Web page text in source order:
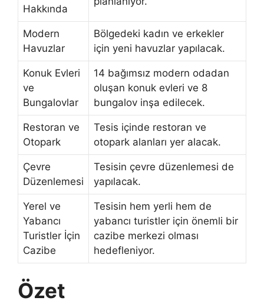
Hakkında
Modern
Havuzlar
Bölgedeki kadın ve erkekler
için yeni havuzlar yapılacak.
Konuk Evleri
ve
Bungalovlar
14 bağımsız modern odadan
oluşan konuk evleri ve 8
bungalov inşa edilecek.
Restoran ve
Otopark
Tesis içinde restoran ve
otopark alanları yer alacak.
Çevre
Düzenlemesi
Tesisin çevre düzenlemesi de
yapılacak.
Yerel ve
Yabancı
Turistler İçin
Cazibe
Tesisin hem yerli hem de
yabancı turistler için önemli bir
cazibe merkezi olması
hedefleniyor.
Özet